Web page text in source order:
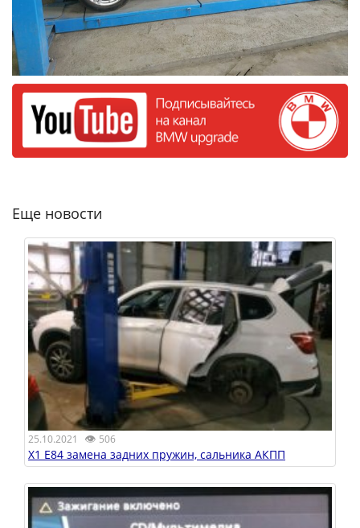
Еще новости
25.10.2021 👁 506
X1 E84 замена задних пружин, сальника АКПП